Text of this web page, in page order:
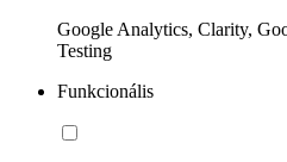
Google Analytics, Clarity,
Testing
Funkcionális